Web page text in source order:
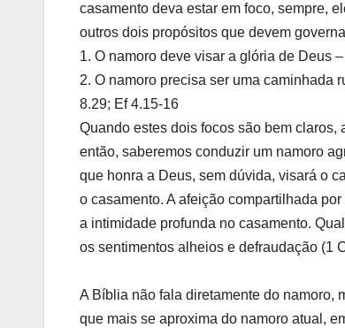
casamento deva estar em foco, sempre,
outros dois propósitos que devem
1. O namoro deve visar a glória de Deus –
2. O namoro precisa ser uma caminhada
8.29; Ef 4.15-16
Quando estes dois focos são bem claros,
então, saberemos conduzir um namoro
que honra a Deus, sem dúvida, visará o
o casamento. A afeição compartilhada
a intimidade profunda no casamento.
os sentimentos alheios e defraudação (1
A Bíblia não fala diretamente do namoro,
que mais se aproxima do namoro atual,